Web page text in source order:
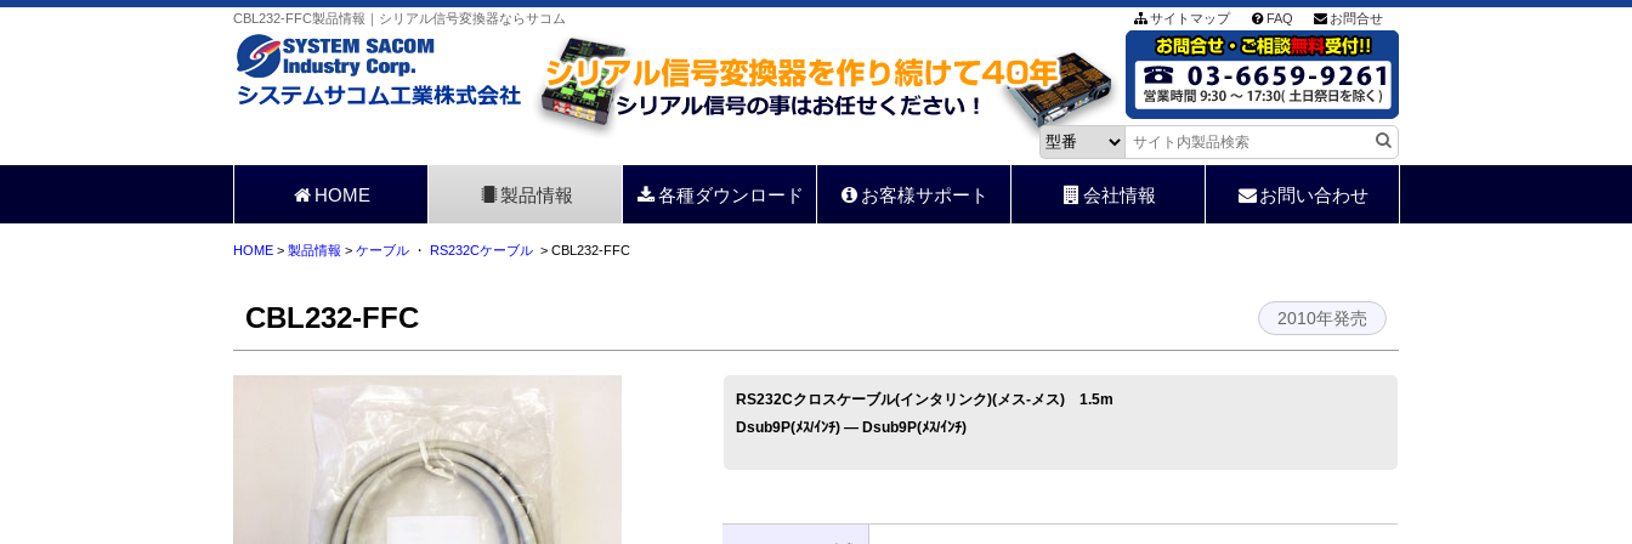
CBL232-FFC製品情報｜シリアル信号変換器ならサコム サイトマップ FAQ お問合せ
HOME 製品情報 各種ダウンロード お客様サポート 会社情報 お問い合わせ
HOME > 製品情報 > ケーブル ・ RS232Cケーブル > CBL232-FFC
CBL232-FFC 2010年発売
RS232Cクロスケーブル(インタリンク)(メス-メス) 1.5m
Dsub9P(ﾒｽ/ｲﾝﾁ) ― Dsub9P(ﾒｽ/ｲﾝﾁ)